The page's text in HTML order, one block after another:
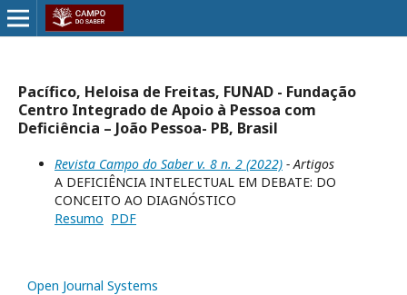
Pacífico, Heloisa de Freitas, FUNAD - Fundação
Centro Integrado de Apoio à Pessoa com
Deficiência – João Pessoa- PB, Brasil
Revista Campo do Saber v. 8 n. 2 (2022) - Artigos
A DEFICIÊNCIA INTELECTUAL EM DEBATE: DO
CONCEITO AO DIAGNÓSTICO
Resumo PDF
Open Journal Systems